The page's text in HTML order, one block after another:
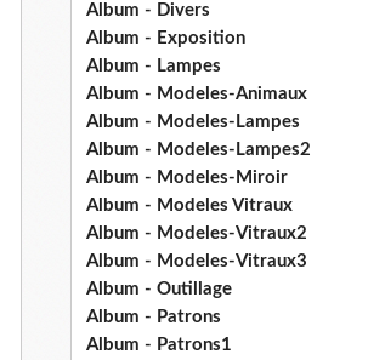
Album - Divers
Album - Exposition
Album - Lampes
Album - Modeles-Animaux
Album - Modeles-Lampes
Album - Modeles-Lampes2
Album - Modeles-Miroir
Album - Modeles Vitraux
Album - Modeles-Vitraux2
Album - Modeles-Vitraux3
Album - Outillage
Album - Patrons
Album - Patrons1